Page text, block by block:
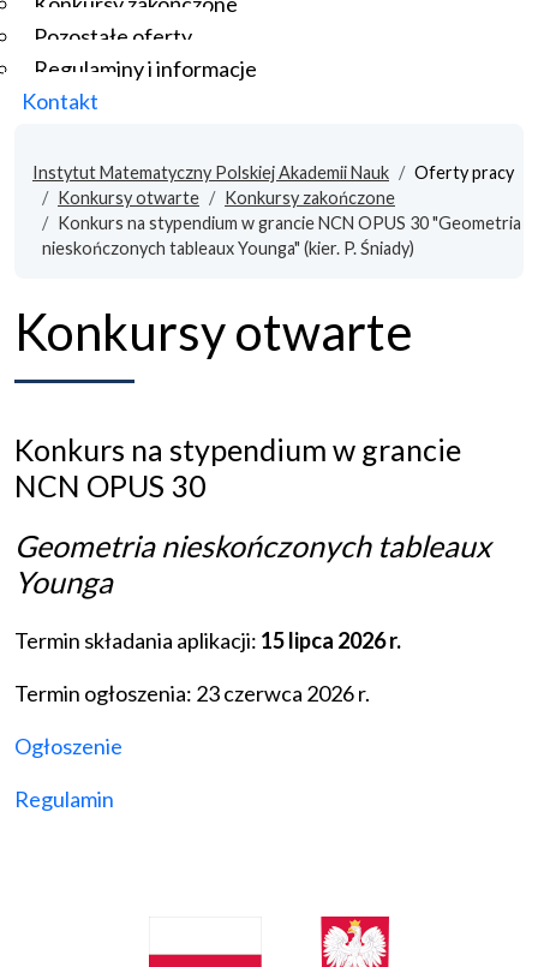
Pozostałe oferty
Regulaminy i informacje
Kontakt
Instytut Matematyczny Polskiej Akademii Nauk
Oferty pracy
Konkursy otwarte
Konkursy zakończone
Konkurs na stypendium w grancie NCN OPUS 30 "Geometria
nieskończonych tableaux Younga" (kier. P. Śniady)
Konkursy otwarte
Konkurs na stypendium w grancie
NCN OPUS 30
Geometria nieskończonych tableaux
Younga
Termin składania aplikacji: 15 lipca 2026 r.
Termin ogłoszenia: 23 czerwca 2026 r.
Ogłoszenie
Regulamin